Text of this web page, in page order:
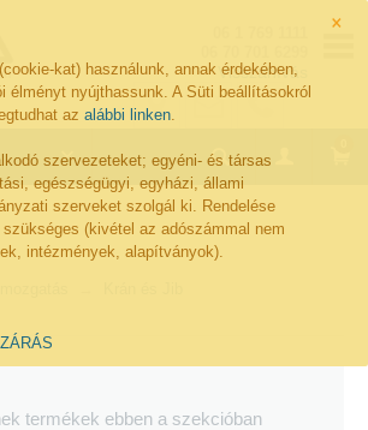
×
kat) használunk, annak érdekében,
élményt nyújthassunk. A Süti beállításokról
az alábbi linken.
szervezeteket; egyéni- és társas
egészségügyi, egyházi, állami
szerveket szolgál ki. Rendelése
szükséges (kivétel az adószámmal nem
intézmények, alapítványok).
Visszahívás
termékek ebben a szekcióban